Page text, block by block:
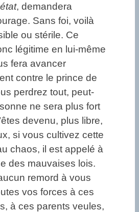
état, demandera
Sans foi, voilà
ou stérile. Ce
légitime en lui-même
fera avancer
contre le prince de
perdrez tout, peut-
ne sera plus fort
devenu, plus libre,
si vous cultivez cette
chaos, il est appelé à
des mauvaises lois.
remord à vous
vos forces à ces
à ces parents veules,